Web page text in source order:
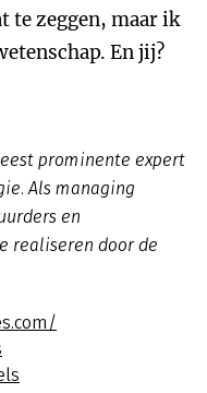
te zeggen, maar ik
En jij?
prominente expert
Als managing
en
realiseren door de